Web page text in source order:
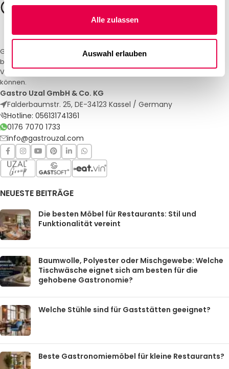
Alle zulassen
Auswahl erlauben
Gastro Uzal – Ihr Spezialist für Gastronomiemöbel und -textilien. Wir
bieten maßgeschneiderte Lösungen für Restaurants, Hotels und
Veranstaltungen. Qualität und Service, auf die Sie sich verlassen
können.
Gastro Uzal GmbH & Co. KG
Falderbaumstr. 25, DE-34123 Kassel / Germany
Hotline: 056131741361
0176 7070 1733
info@gastrouzal.com
NEUESTE BEITRÄGE
Die besten Möbel für Restaurants: Stil und
Funktionalität vereint
Baumwolle, Polyester oder Mischgewebe: Welche
Tischwäsche eignet sich am besten für die
gehobene Gastronomie?
Welche Stühle sind für Gaststätten geeignet?
Beste Gastronomiemöbel für kleine Restaurants?